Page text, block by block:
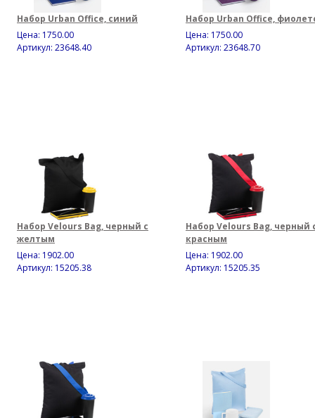
Набор Urban Office, синий
Цена: 1750.00
Артикул: 23648.40
Набор Urban Office,
Цена: 1750.00
Артикул: 23648.70
Набор Velours Bag, черный с
желтым
Цена: 1902.00
Артикул: 15205.38
Набор Velours Bag, черный
красным
Цена: 1902.00
Артикул: 15205.35